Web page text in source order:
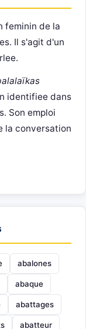
feminin de la
Il s'agit d'un
identifiee dans
Son emploi
la conversation
abalones
abaque
abattages
abatteur